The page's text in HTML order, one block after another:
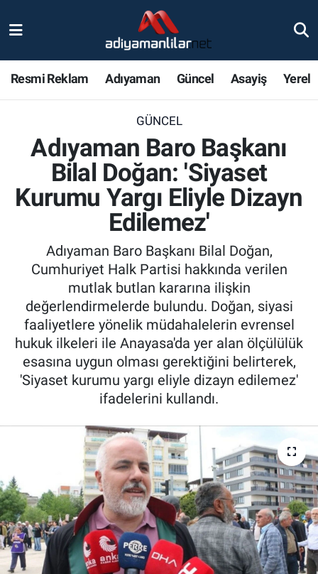
Resmi Reklam Adıyaman Güncel Asayiş Yerel
GÜNCEL
Adıyaman Baro Başkanı
Bilal Doğan: 'Siyaset
Kurumu Yargı Eliyle Dizayn
Edilemez'
Adıyaman Baro Başkanı Bilal Doğan,
Cumhuriyet Halk Partisi hakkında verilen
mutlak butlan kararına ilişkin
değerlendirmelerde bulundu. Doğan, siyasi
faaliyetlere yönelik müdahalelerin evrensel
hukuk ilkeleri ile Anayasa'da yer alan ölçülülük
esasına uygun olması gerektiğini belirterek,
'Siyaset kurumu yargı eliyle dizayn edilemez'
ifadelerini kullandı.
Magazin
Bölge Haberleri
Asayiş
Sağlık
Özel Haber
Kültür Sanat
Ekonomi
Yaşam
Çevre
BİLİM VE TEKNOLOJİ
Nöbetçi Eczaneler
Adiyaman Namaz Vakitleri
Trafik Durumu
Süper Lig Puan Durumu ve Fikstür
Tüm Manşetler
Son Dakika Haberleri
Haber Arşivi